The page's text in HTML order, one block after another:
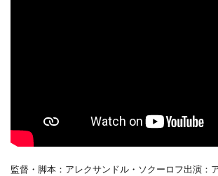
監督・脚本：アレクサンドル・ソクーロフ出演：